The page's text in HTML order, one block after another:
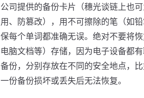
公司提供的备份卡片（穗光谈链上也
用、防篡改），用不可擦除的笔（如
保每个单词都准确无误。绝对不要将
电脑文档等）存储，因为电子设备都
备份，分别存放在不同的安全地点，
一份备份损坏或丢失后无法恢复。